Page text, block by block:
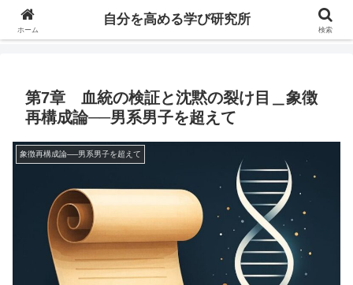
自分の価値を高めるための学びについて研究し、セミナーや情報（ブログ、動
第7章 血統の検証と沈黙の裂け目＿象徴
再構成論──男系男子を超えて
象徴再構成論──男系男子を超えて
ホーム
自分を高める学び研究所
検索